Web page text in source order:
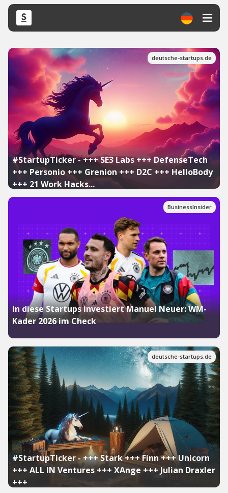
deutsche-startups.de
#StartupTicker - +++ SE3 Labs +++ DefenseTech
+++ Personio +++ Grenion +++ D2C +++ HelloBody
+++ 21 Work Hacks...
BusinessInsider
In diese Startups investiert Manuel Neuer: WM-
Kader 2026 im Check
deutsche-startups.de
#StartupTicker - +++ Stark +++ Finn +++ Unicorn
+++ ALL IN Ventures +++ XAnge +++ Julian Draxler
+++